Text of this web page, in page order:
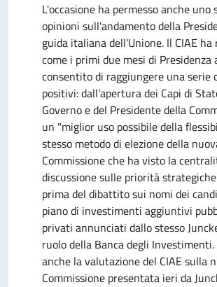
L'occasione ha permesso anche uno
opinioni sull'andamento della
guida italiana dell'Unione. Il CIAE
come i primi due mesi di Presidenza
consentito di raggiungere una serie
positivi: dall'apertura dei Capi di
Governo e del Presidente della
un "miglior uso possibile della
stesso metodo di elezione della
Commissione che ha visto la
discussione sulle priorità
prima del dibattito sui nomi dei
piano di investimenti aggiuntivi
privati annunciati dallo stesso
ruolo della Banca degli
anche la valutazione del CIAE sulla
Commissione presentata ieri da